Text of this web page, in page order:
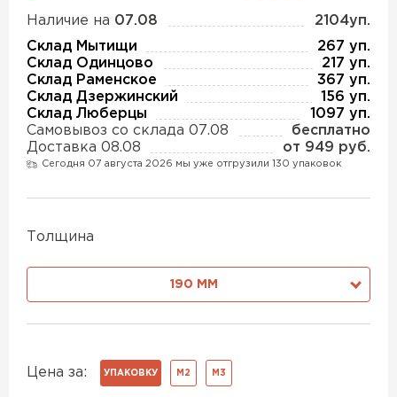
Наличие на 07.08
2104уп.
Склад Мытищи
267 уп.
Склад Одинцово
217 уп.
Склад Раменское
367 уп.
Склад Дзержинский
156 уп.
Склад Люберцы
1097 уп.
Самовывоз со склада 07.08
бесплатно
Доставка 08.08
от 949 руб.
Сегодня 07 августа 2026 мы уже отгрузили 130 упаковок
Толщина
190 ММ
Цена за: УПАКОВКУ М2 М3
Утеплитель Ruspanel
ПЕРЕЙТИ
Утеплитель Юматекс
Утеплитель Теплекс
Утеплитель Дирок
Утеплитель Белтеп
Утеплитель Тизол